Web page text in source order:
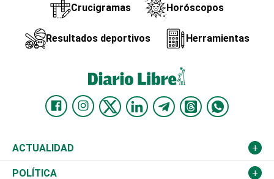
Crucigramas Horóscopos
Resultados deportivos Herramientas
ACTUALIDAD
Nacional
POLÍTICA